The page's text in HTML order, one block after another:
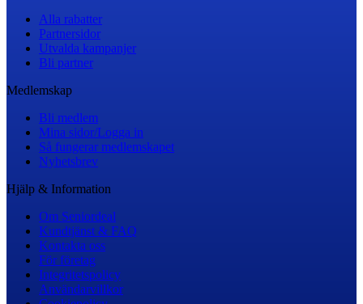
Alla rabatter
Partnersidor
Utvalda kampanjer
Bli partner
Medlemskap
Bli medlem
Mina sidor/Logga in
Så fungerar medlemskapet
Nyhetsbrev
Hjälp & Information
Om Seniordeal
Kundtjänst & FAQ
Kontakta oss
För företag
Integritetspolicy
Användarvillkor